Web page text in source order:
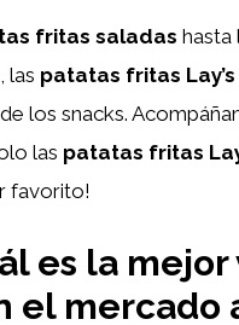
fritas saladas hasta
las patatas fritas Lay’s
los snacks.
las patatas fritas
favorito!
es la
el mercado